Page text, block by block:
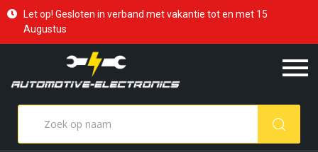
Let op! Gesloten in verband met vakantie tot en met 15
Augustus